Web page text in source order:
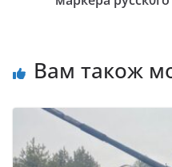
Вам також